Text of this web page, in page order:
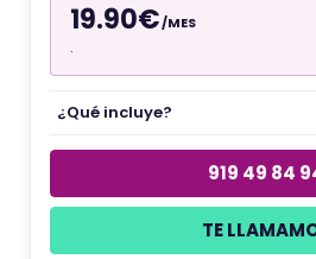
19.90€/MES
.
¿Qué incluye?
919 49 84
TE